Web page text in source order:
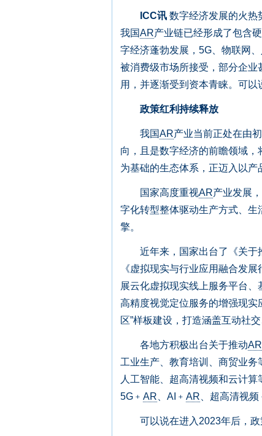
ICC讯 数字经济发展的火热
我国AR产业链已经形成了包含
字经济蓬勃发展，5G、物联网
被消费级市场所接受，部分企业
用，并逐渐受到资本青睐。可以
政策红利持续释放
我国AR产业当前正处在由
向，且是数字经济的前瞻领域
为基础的生态体系，正迈入以产
国家高度重视AR产业发展
字化转型整体驱动生产方式、生
擎。
近年来，国家出台了《关于推
《虚拟现实与行业应用融合发
展云化虚拟现实线上服务平台
高精度视觉定位服务的增强现实
区”样板建设，打造涵盖互动社
各地方积极出台关于推动AR
工业生产、教育培训、商贸业务
人工智能、超高清视频和云计
5G﹢ AR 、AI﹢ AR 、超高清视频
可以说在进入2023年后，政